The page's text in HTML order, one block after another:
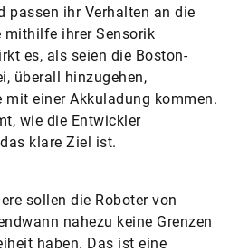
passen ihr Verhalten an die
mithilfe ihrer Sensorik
es, als seien die Boston-
überall hinzugehen,
einer Akkuladung kommen.
wie die Entwickler
klare Ziel ist.
sollen die Roboter von
nahezu keine Grenzen
haben. Das ist eine